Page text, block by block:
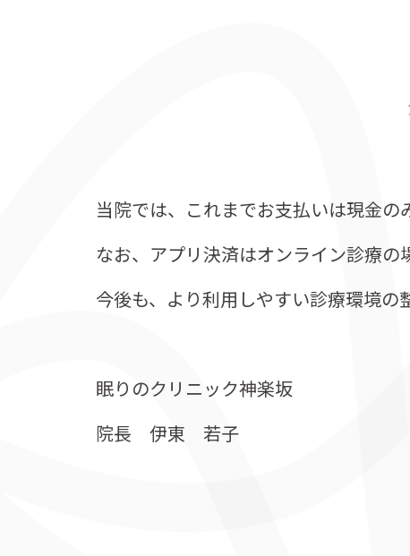
当院では、これまでお支払いは現金の
なお、アプリ決済はオンライン診療の
今後も、より利用しやすい診療環境の
眠りのクリニック神楽坂
院長 伊東 若子